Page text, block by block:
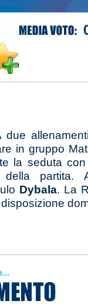
in gruppo
la seduta
partita.
Dybala. La